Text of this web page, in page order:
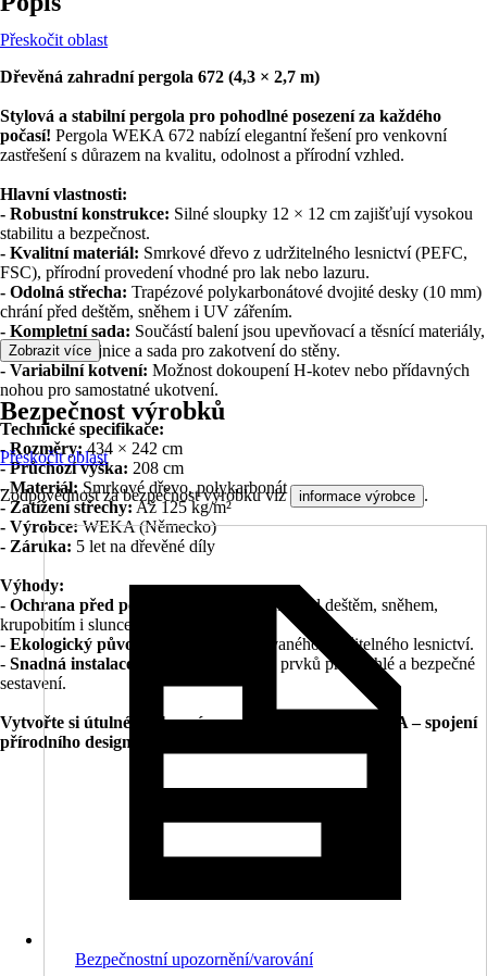
Přeskočit oblast
Dřevěná zahradní pergola 672 (4,3 × 2,7 m)
Stylová a stabilní pergola pro pohodlné posezení za každého
počasí! Pergola WEKA 672 nabízí elegantní řešení pro venkovní
zastřešení s důrazem na kvalitu, odolnost a přírodní vzhled.
Hlavní vlastnosti:
- Robustní konstrukce: Silné sloupky 12 × 12 cm zajišťují vysokou
stabilitu a bezpečnost.
- Kvalitní materiál: Smrkové dřevo z udržitelného lesnictví (PEFC,
FSC), přírodní provedení vhodné pro lak nebo lazuru.
- Odolná střecha: Trapézové polykarbonátové dvojité desky (10 mm)
chrání před deštěm, sněhem i UV zářením.
- Kompletní sada: Součástí balení jsou upevňovací a těsnící materiály,
hliníkové kolejnice a sada pro zakotvení do stěny.
- Variabilní kotvení: Možnost dokoupení H-kotev nebo přídavných
nohou pro samostatné ukotvení.
Technické specifikace:
- Rozměry:434 × 242 cm
- Průchozí výška: 208 cm
- Materiál: Smrkové dřevo, polykarbonát
- Zatížení střechy:Až 125 kg/m²
- Výrobce:WEKA (Německo)
- Záruka: 5 let na dřevěné díly
Výhody:
- Ochrana před počasím:
Střecha chrání před deštěm, sněhem,
krupobitím i sluncem.
- Ekologický původ:
Dřevo z certifikovaného udržitelného lesnictví.
- Snadná instalace:
Včetně montážních prvků pro rychlé a bezpečné
sestavení.
Vytvořte si útulné venkovní posezení s pergolou WEKA – spojení
přírodního designu, funkčnosti a německé kvality.
Zobrazit více
Bezpečnost výrobků
Přeskočit oblast
Zodpovědnost za bezpečnost výrobku viz informace výrobce .
Bezpečnostní upozornění/varování